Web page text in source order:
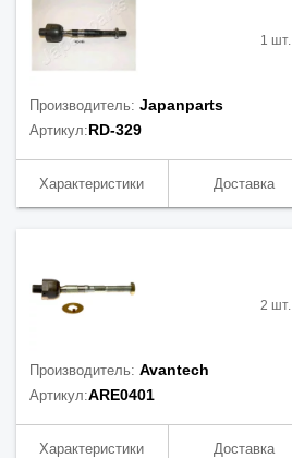
1 шт.
Производитель: Japanparts
Артикул:RD-329
Характеристики Доставка
2 шт.
Производитель: Avantech
Артикул:ARE0401
Характеристики Доставка